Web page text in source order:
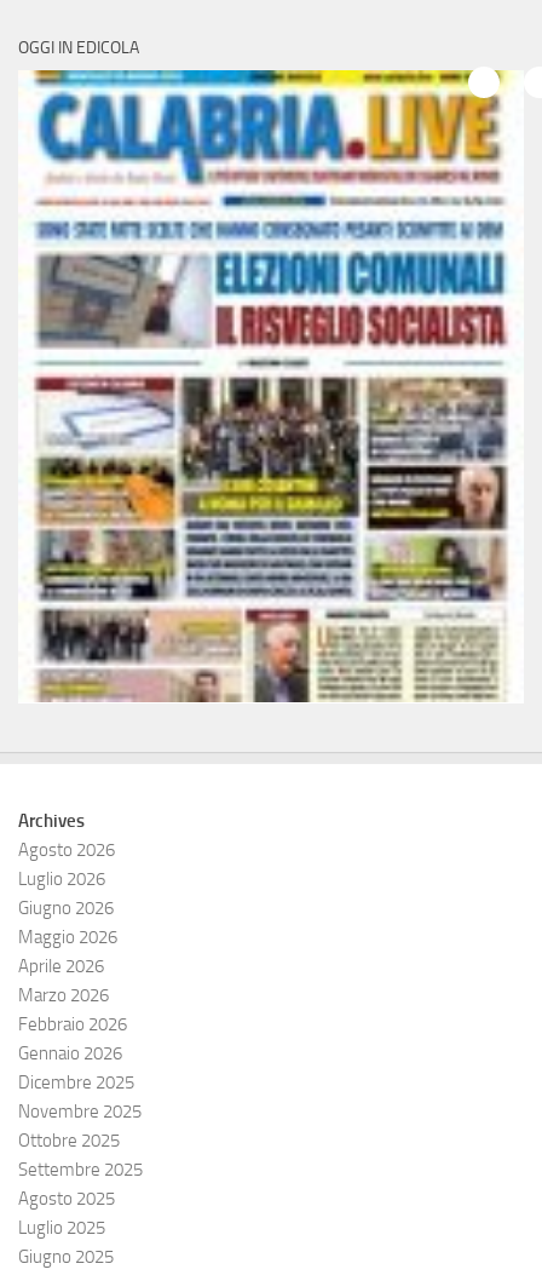
OGGI IN EDICOLA
Archives
Agosto 2026
Luglio 2026
Giugno 2026
Maggio 2026
Aprile 2026
Marzo 2026
Febbraio 2026
Gennaio 2026
Dicembre 2025
Novembre 2025
Ottobre 2025
Settembre 2025
Agosto 2025
Luglio 2025
Giugno 2025